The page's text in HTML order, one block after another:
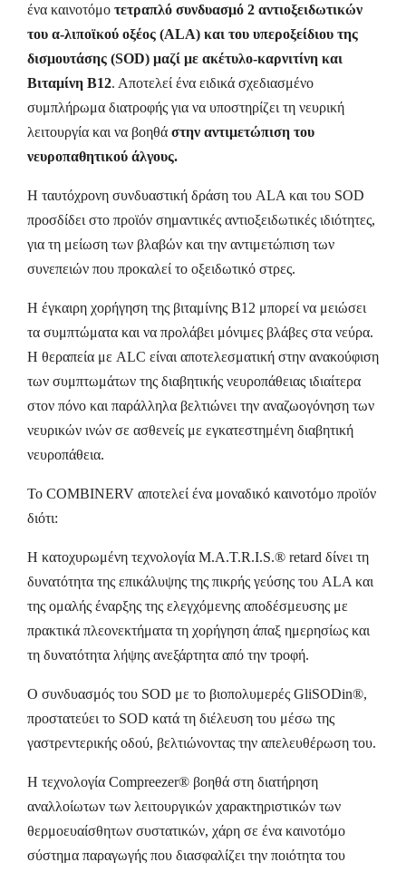
ένα καινοτόμο τετραπλό συνδυασμό 2 αντιοξειδωτικών
του α-λιποϊκού οξέος (ALA) και του υπεροξείδιου της
δισμουτάσης (SOD) μαζί με ακέτυλο-καρνιτίνη και
Βιταμίνη Β12. Αποτελεί ένα ειδικά σχεδιασμένο
συμπλήρωμα διατροφής για να υποστηρίζει τη νευρική
λειτουργία και να βοηθά στην αντιμετώπιση του
νευροπαθητικού άλγους.
Η ταυτόχρονη συνδυαστική δράση του ALA και του SOD
προσδίδει στο προϊόν σημαντικές αντιοξειδωτικές ιδιότητες,
για τη μείωση των βλαβών και την αντιμετώπιση των
συνεπειών που προκαλεί το οξειδωτικό στρες.
Η έγκαιρη χορήγηση της βιταμίνης B12 μπορεί να μειώσει
τα συμπτώματα και να προλάβει μόνιμες βλάβες στα νεύρα.
H θεραπεία με ALC είναι αποτελεσματική στην ανακούφιση
των συμπτωμάτων της διαβητικής νευροπάθειας ιδιαίτερα
στον πόνο και παράλληλα βελτιώνει την αναζωογόνηση των
νευρικών ινών σε ασθενείς με εγκατεστημένη διαβητική
νευροπάθεια.
To COMBINERV αποτελεί ένα μοναδικό καινοτόμο προϊόν
διότι:
Η κατοχυρωμένη τεχνολογία M.A.T.R.I.S.® retard δίνει τη
δυνατότητα της επικάλυψης της πικρής γεύσης του ALA και
της ομαλής έναρξης της ελεγχόμενης αποδέσμευσης με
πρακτικά πλεονεκτήματα τη χορήγηση άπαξ ημερησίως και
τη δυνατότητα λήψης ανεξάρτητα από την τροφή.
Ο συνδυασμός του SOD με το βιοπολυμερές GliSODin®,
προστατεύει το SOD κατά τη διέλευση του μέσω της
γαστρεντερικής οδού, βελτιώνοντας την απελευθέρωση του.
Η τεχνολογία Compreezer® βοηθά στη διατήρηση
αναλλοίωτων των λειτουργικών χαρακτηριστικών των
θερμοευαίσθητων συστατικών, χάρη σε ένα καινοτόμο
σύστημα παραγωγής που διασφαλίζει την ποιότητα του